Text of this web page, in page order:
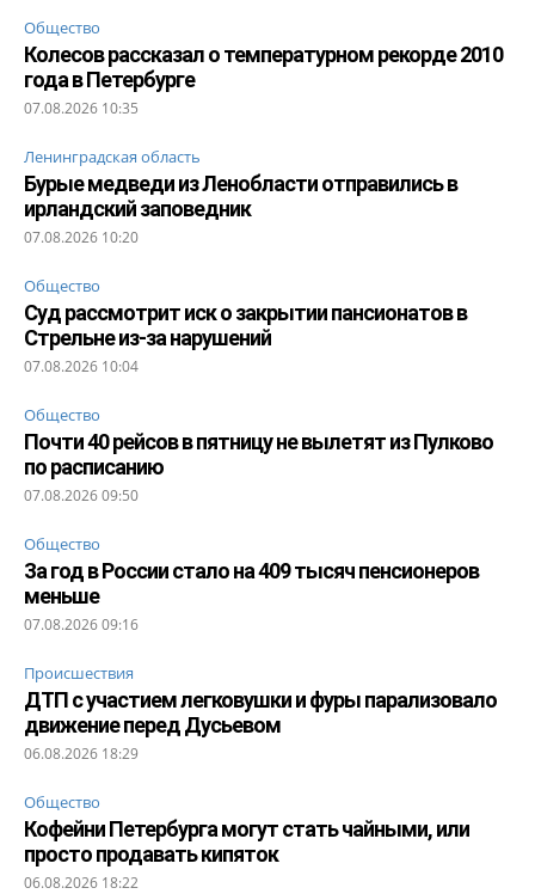
Общество
Колесов рассказал о температурном рекорде 2010
года в Петербурге
07.08.2026 10:35
Ленинградская область
Бурые медведи из Ленобласти отправились в
ирландский заповедник
07.08.2026 10:20
Общество
Суд рассмотрит иск о закрытии пансионатов в
Стрельне из-за нарушений
07.08.2026 10:04
Общество
Почти 40 рейсов в пятницу не вылетят из Пулково
по расписанию
07.08.2026 09:50
Общество
За год в России стало на 409 тысяч пенсионеров
меньше
07.08.2026 09:16
Происшествия
ДТП с участием легковушки и фуры парализовало
движение перед Дусьевом
06.08.2026 18:29
Общество
Кофейни Петербурга могут стать чайными, или
просто продавать кипяток
06.08.2026 18:22